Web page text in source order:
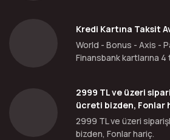
Kredi Kartına Taksit
World - Bonus - Axis -
Finansbank kartlarına 4
2999 TL ve üzeri
ücreti bizden, Fonlar
2999 TL ve üzeri
bizden, Fonlar hariç.